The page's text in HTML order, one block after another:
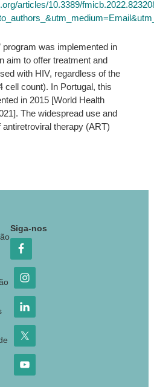
articles/10.3389/
program was implemented in
aim to offer treatment and
with HIV, regardless of the
cell count). In Portugal, this
in 2015 [World Health
The widespread use and
therapy (ART)
Siga-nos